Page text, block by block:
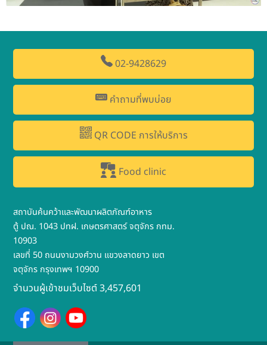
02-9428629
คำถามที่พบบ่อย
QR CODE การให้บริการ
Food clinic
สถาบันค้นคว้าและพัฒนาผลิตภัณฑ์อาหาร
ตู้ ปณ. 1043 ปทฝ. เกษตรศาสตร์ จตุจักร กทม.
10903
เลขที่ 50 ถนนงามวงศ์วาน แขวงลาดยาว เขต
จตุจักร กรุงเทพฯ 10900
จำนวนผู้เข้าชมเว็บไซต์ 3,457,601